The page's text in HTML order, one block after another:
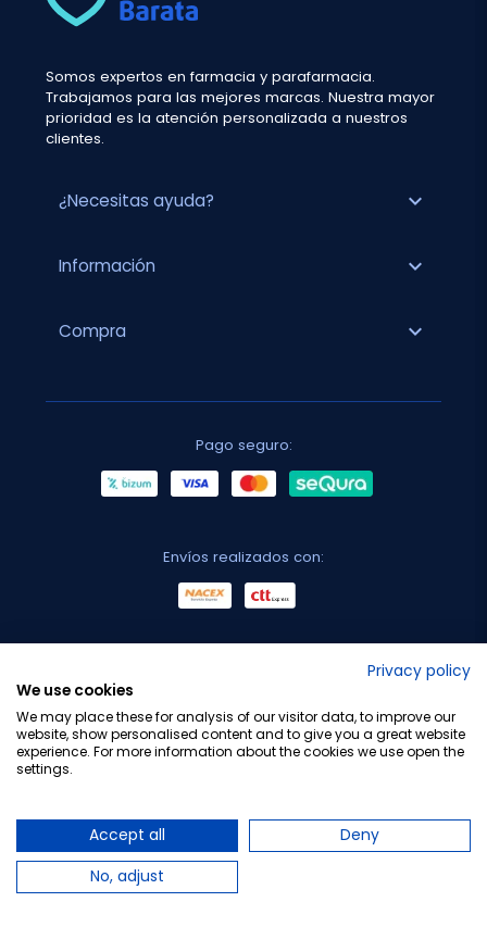
Somos expertos en farmacia y parafarmacia.
Trabajamos para las mejores marcas. Nuestra mayor
prioridad es la atención personalizada a nuestros
clientes.
¿Necesitas ayuda? expand_more
Información expand_more
Compra expand_more
Pago seguro:
Envíos realizados con:
Privacy policy
We use cookies
We may place these for analysis of our visitor data, to improve our
website, show personalised content and to give you a great website
experience. For more information about the cookies we use open the
settings.
Accept all
Deny
No, adjust